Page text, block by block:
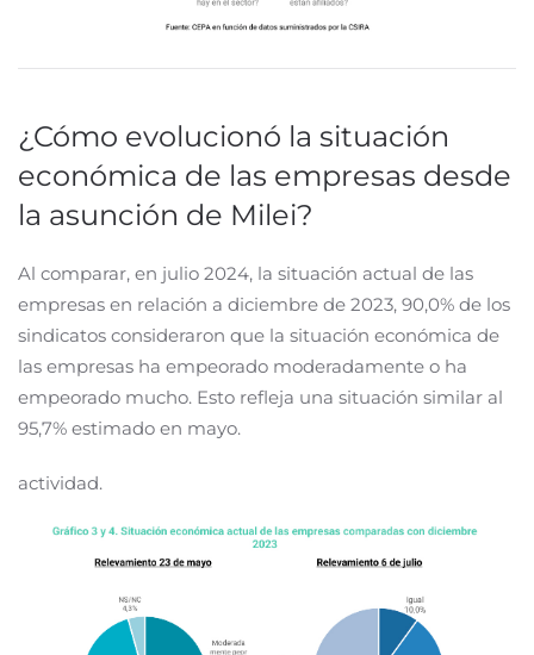
¿Cómo evolucionó la situación
económica de las empresas desde
la asunción de Milei?
Al comparar, en julio 2024, la situación actual de las
empresas en relación a diciembre de 2023, 90,0% de los
sindicatos consideraron que la situación económica de
las empresas ha empeorado moderadamente o ha
empeorado mucho. Esto refleja una situación similar al
95,7% estimado en mayo.
actividad.